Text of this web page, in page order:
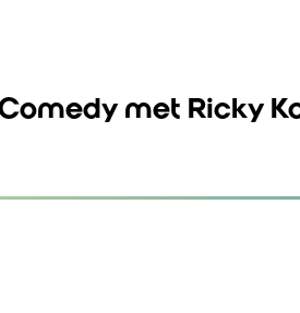
met Ricky